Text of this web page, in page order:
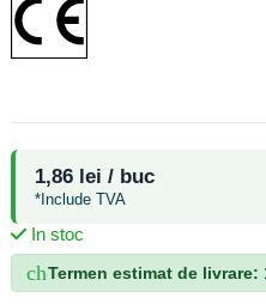
1,86 lei / buc
*Include TVA
In stoc
check_circle
Termen estimat de livrare: